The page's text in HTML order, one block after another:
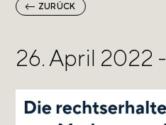
ZURÜCK
26. April 2022